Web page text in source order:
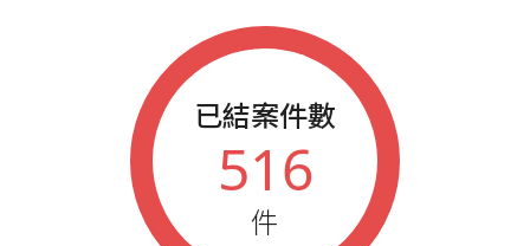
已結案件數
516
件